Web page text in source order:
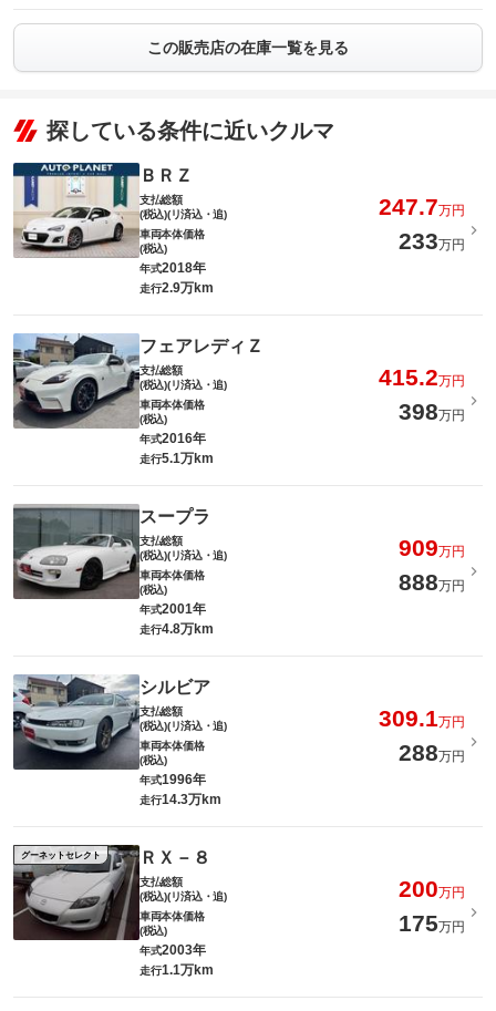
この販売店の在庫一覧を見る
探している条件に近いクルマ
ＢＲＺ
支払総額
(税込)(リ済込・追)
247.7万円
車両本体価格
(税込)
233万円
年式2018年
走行2.9万km
フェアレディＺ
支払総額
(税込)(リ済込・追)
415.2万円
車両本体価格
(税込)
398万円
年式2016年
走行5.1万km
スープラ
支払総額
(税込)(リ済込・追)
909万円
車両本体価格
(税込)
888万円
年式2001年
走行4.8万km
シルビア
支払総額
(税込)(リ済込・追)
309.1万円
車両本体価格
(税込)
288万円
年式1996年
走行14.3万km
グーネットセレクト ＲＸ－８
支払総額
(税込)(リ済込・追)
200万円
車両本体価格
(税込)
175万円
年式2003年
走行1.1万km